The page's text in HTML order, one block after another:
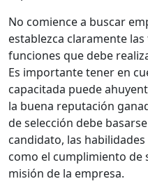
No comience a buscar
establezca claramente
funciones que debe
Es importante tener en
capacitada puede
la buena reputación
de selección debe
candidato, las
como el cumplimiento de
misión de la empresa.